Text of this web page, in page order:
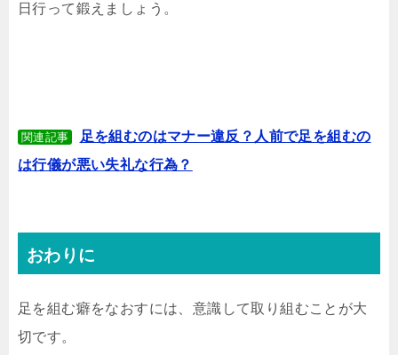
日行って鍛えましょう。
関連記事
足を組むのはマナー違反？人前で足を組むの
は行儀が悪い失礼な行為？
おわりに
足を組む癖をなおすには、意識して取り組むことが大
切です。